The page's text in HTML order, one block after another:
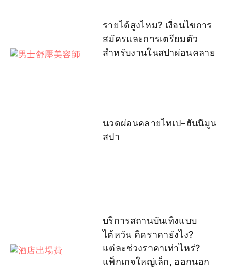
รายได้สูงไหม? เงื่อนไขการ
สมัครและการเตรียมตัว
สำหรับงานในสปาผ่อนคลาย
นวดผ่อนคลายไทเป–ฮันนีมูน
สปา
บริการสถานบันเทิงแบบ
ไต้หวัน คิดราคายังไง?
แต่ละช่วงราคาเท่าไหร่?
แพ็กเกจใหญ่เล็ก, ออกนอก